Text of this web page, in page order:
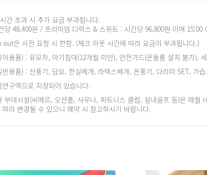
간 초과 시 추가 요금 부과됩니다.
당 48,400원 / 프리미엄 디럭스 & 스위트 : 시간당 96,800원 이며
은 사전 요청 시 한함. (체크 아웃 시간에 따라 요금이 부과됩니다.)
아용품) : 유모차, 아기침대(12개월 미만), 안전가드(온돌룸 설치 불가),
반용품) : 선풍기, 담요, 한실베개, 라텍스베개, 온풍기, 다리미 SET, 가습
연구역으로 지정되어 있습니다.
부대시설(씨메르, 오션풀, 사우나, 피트니스 클럽, 실내골프 등)은 매월
따라 변경될 수 있으니 예약 시 참고하시기 바랍니다.